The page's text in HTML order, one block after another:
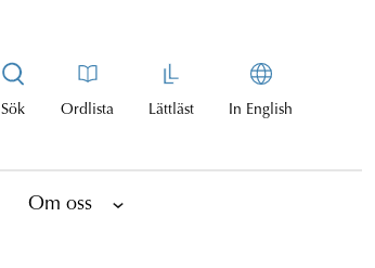
Sök Ordlista Lättläst In English
Om oss